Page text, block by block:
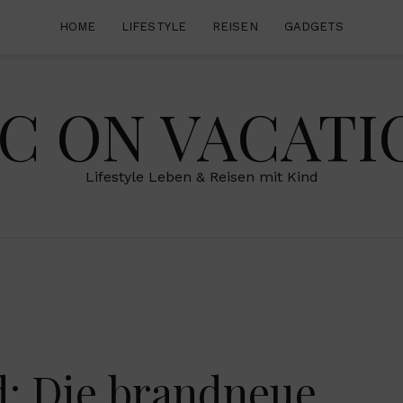
HOME LIFESTYLE REISEN GADGETS
ON
Lifestyle Leben & Reisen mit Kind
Die brandneue